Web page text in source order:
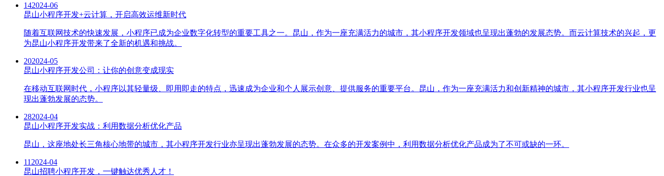
142024-06
昆山小程序开发+云计算，开启高效运维新时代
随着互联网技术的快速发展，小程序已成为企业数字化转型的重要工具之一。昆山，作为一座充满活力的城市，其小程序开发领域也呈现出蓬勃的发展态势。而云计算技术的兴起，更
为昆山小程序开发带来了全新的机遇和挑战。
202024-05
昆山小程序开发公司：让你的创意变成现实
在移动互联网时代，小程序以其轻量级、即用即走的特点，迅速成为企业和个人展示创意、提供服务的重要平台。昆山，作为一座充满活力和创新精神的城市，其小程序开发行业也呈
现出蓬勃发展的态势。
282024-04
昆山小程序开发实战：利用数据分析优化产品
昆山，这座地处长三角核心地带的城市，其小程序开发行业亦呈现出蓬勃发展的态势。在众多的开发案例中，利用数据分析优化产品成为了不可或缺的一环。
11 2024-04
昆山招聘小程序开发，一键触达优秀人才！